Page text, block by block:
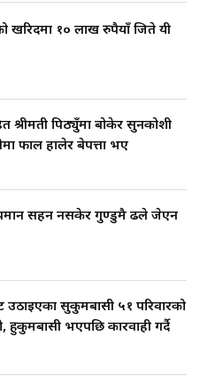
खरिदमा १० लाख रुपैयाँ जिते यी
श्रीमती पिठ्युँमा बोकेर सुनकोशी
फाल हालेर बेपत्ता भए
सहन नसकेर गुण्डुमै ढले जेएन
उठाइएका सुकुमबासी ५१ परिवारको
हुकुमबासी भएपछि कारवाही गर्दै